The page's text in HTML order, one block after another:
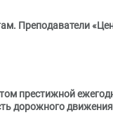
Преподаватели
престижной
дорожного